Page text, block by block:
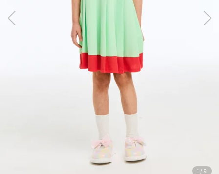
1 / 9